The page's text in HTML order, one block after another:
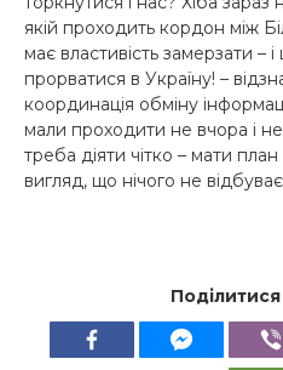
якій проходить кордон між
має властивість замерзати –
прорватися в Україну! –
координація обміну
мали проходити не вчора і
треба діяти чітко – мати
вигляд, що нічого не